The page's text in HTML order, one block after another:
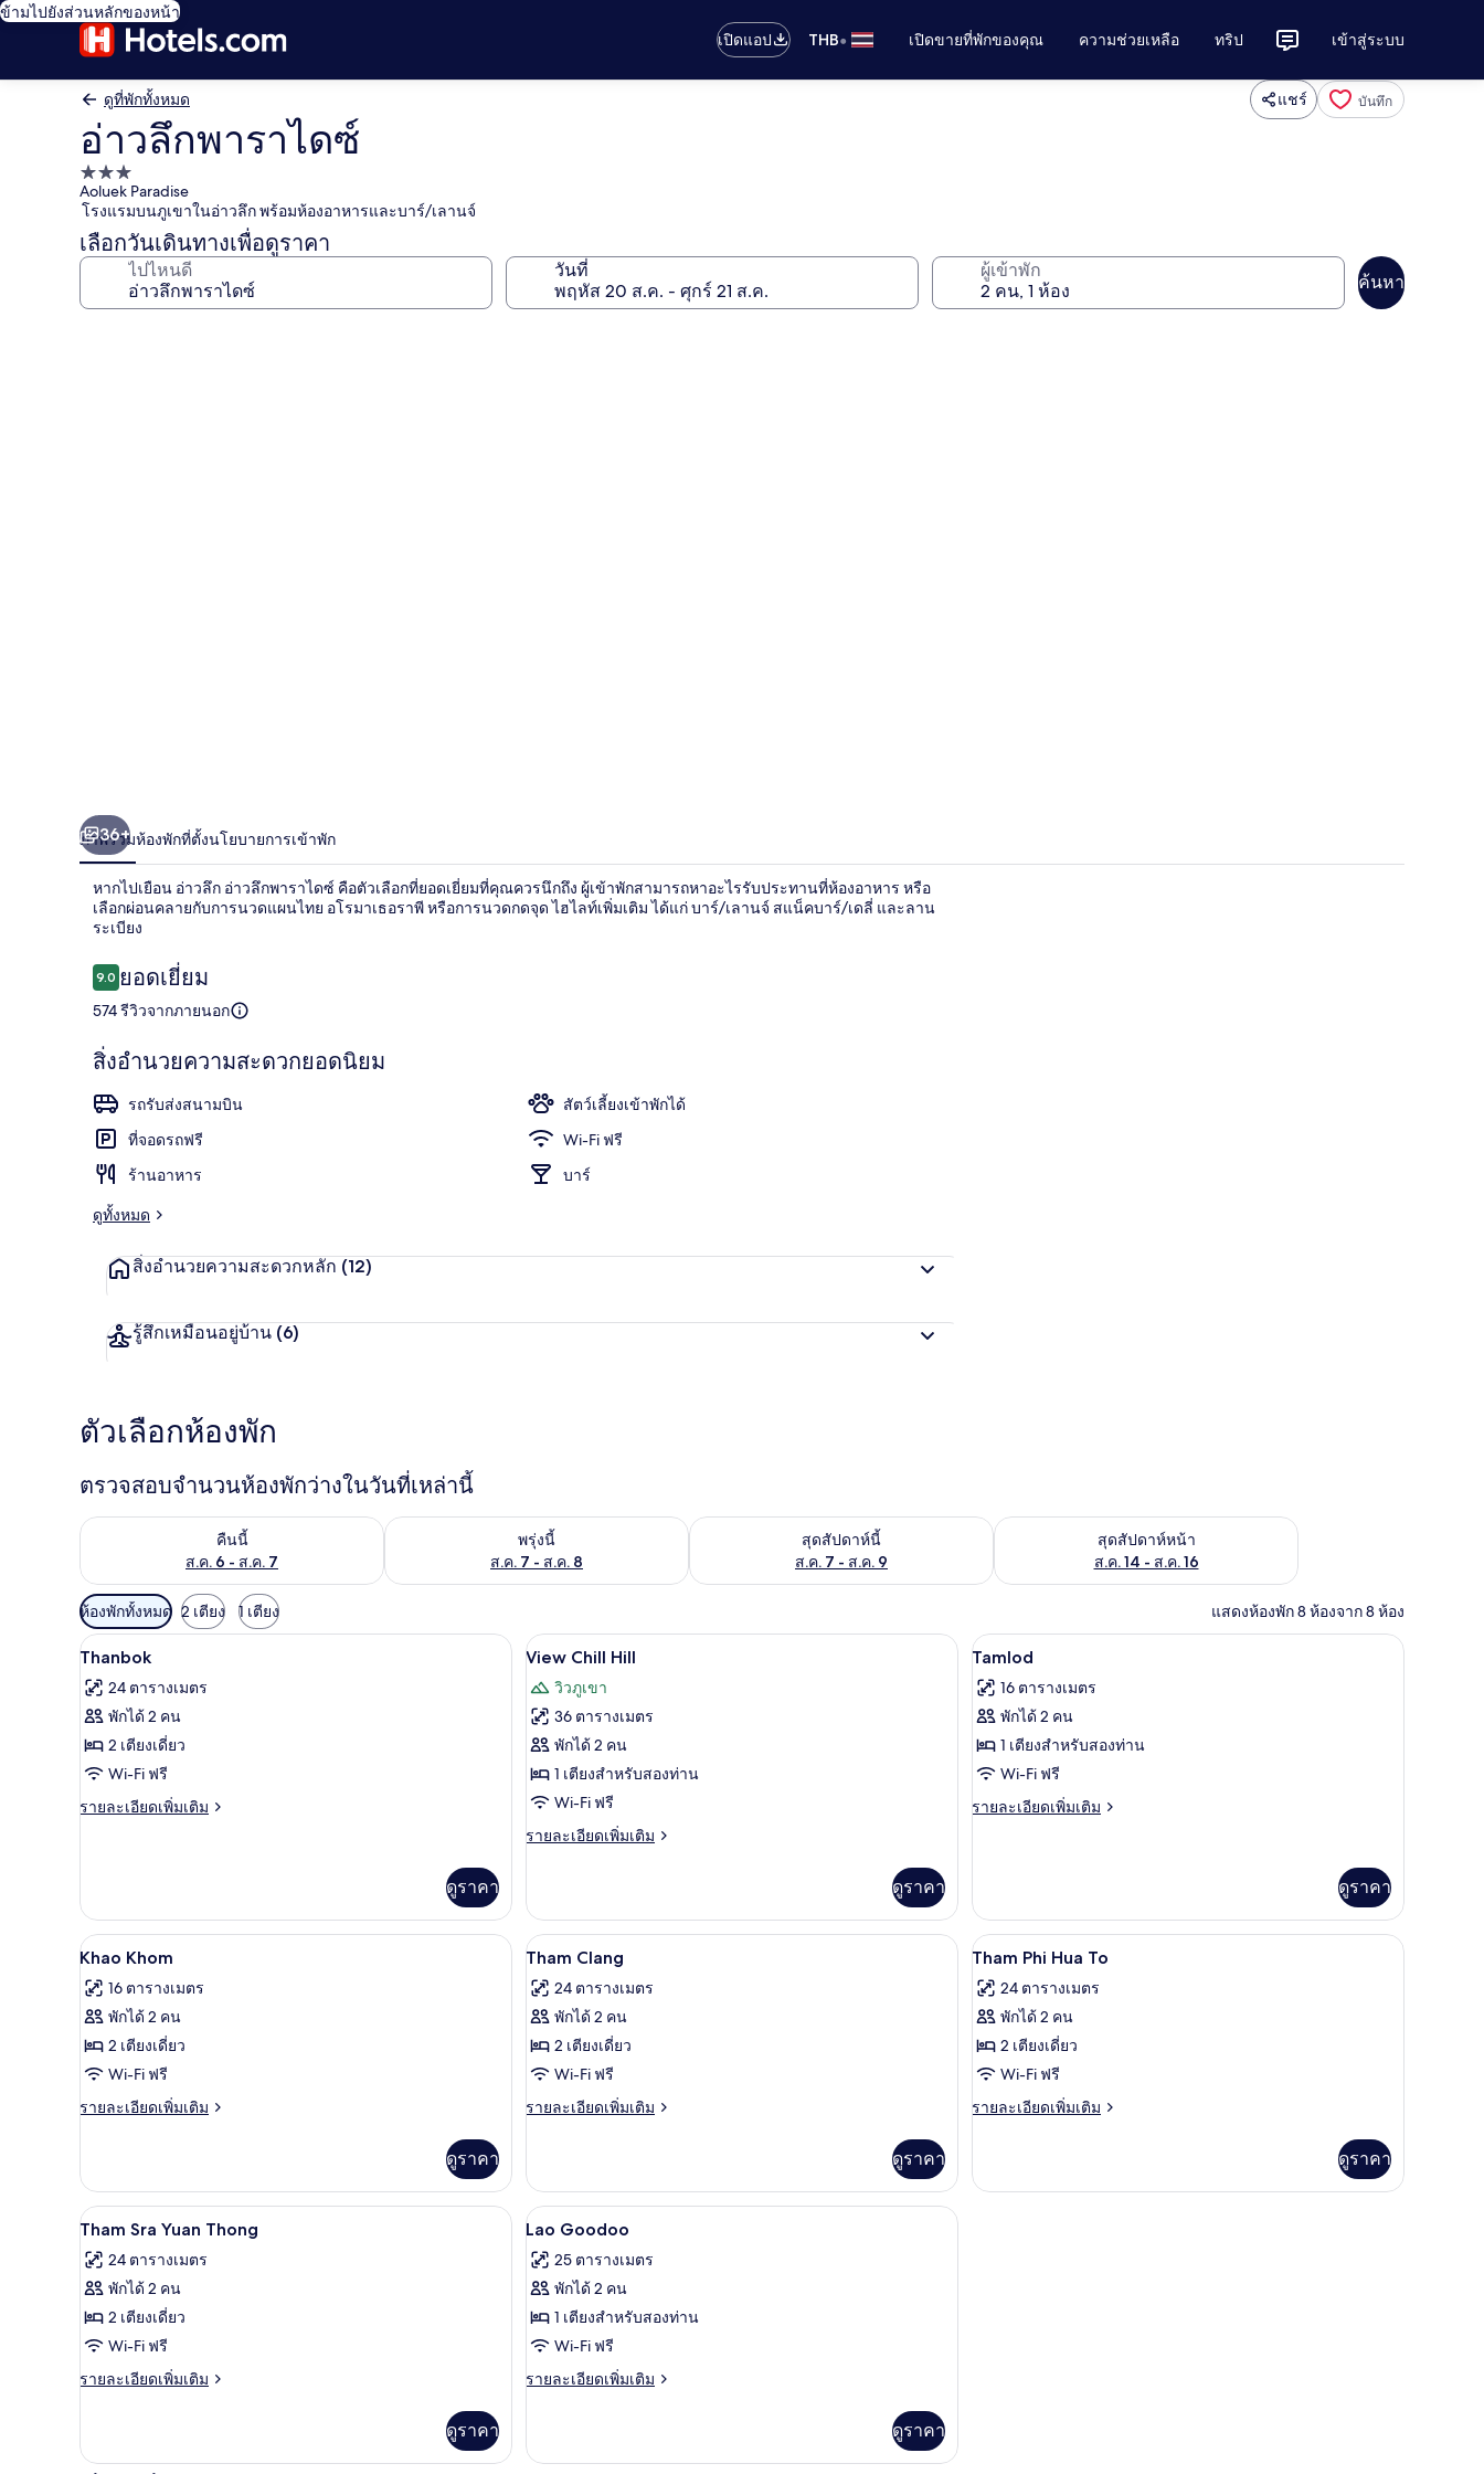
ข้ามไปยังส่วนหลักของหน้า
เปิดแอป
THB• เปิดขายที่พักของคุณ ความช่วยเหลือ ทริป เข้าสู่ระบบ
ดูที่พักทั้งหมด แชร์ บันทึก
อ่าวลึกพาราไดซ์
ที่พัก
3.0
ดาว
Aoluek Paradise
โรงแรมบนภูเขาในอ่าวลึก พร้อมห้องอาหารและบาร์/เลานจ์
เลือกวันเดินทางเพื่อดูราคา
ไปไหนดี วันที่ ผู้เข้าพัก
ค้นหา
36+
ภาพรวมห้องพักที่ตั้งนโยบายการเข้าพัก
หากไปเยือน อ่าวลึก อ่าวลึกพาราไดซ์ คือตัวเลือกที่ยอดเยี่ยมที่คุณควรนึกถึง ผู้เข้าพักสามารถหาอะไรรับประทานที่ห้องอาหาร หรือ
เลือกผ่อนคลายกับการนวดแผนไทย อโรมาเธอราพี หรือการนวดกดจุด ไฮไลท์เพิ่มเติม ได้แก่ บาร์/เลานจ์ สแน็คบาร์/เดลี่ และลาน
ระเบียง
รีวิว
9.09.0 จาก 10
ยอดเยี่ยม
574 รีวิวจากภายนอก
สิ่งอำนวยความสะดวกยอดนิยม
รถรับส่งสนามบิน
สัตว์เลี้ยงเข้าพักได้
ที่จอดรถฟรี
Wi-Fi ฟรี
ร้านอาหาร
บาร์
ดูทั้งหมด
สิ่งอำนวยความสะดวกหลัก (12)
รู้สึกเหมือนอยู่บ้าน (6)
ตัวเลือกห้องพัก
ตรวจสอบจำนวนห้องพักว่างในวันที่เหล่านี้
คืนนี้
ส.ค. 6 - ส.ค. 7
ตรวจสอบจำนวนห้องพักว่างในคืนนี้ ส.ค. 6 - ส.ค. 7
พรุ่งนี้
ส.ค. 7 - ส.ค. 8
ตรวจสอบจำนวนห้องพักว่างในพรุ่งนี้ ส.ค. 7 - ส.ค. 8
สุดสัปดาห์นี้
ส.ค. 7 - ส.ค. 9
ตรวจสอบจำนวนห้องพักว่างในสุดสัปดาห์นี้ ส.ค. 7 - ส.ค. 9สุดสัปดาห์หน้า
ส.ค. 14 - ส.ค. 16
ตรวจสอบจำนวนห้องพักว่างในสุดสัปดาห์หน้า ส.ค. 14 - ส.ค. 16
ตัว
กรอง
ที่
มี
ให้
สำหรับ
ห้อง
พัก
ห้องพักทั้งหมด 2 เตียง 1 เตียง แสดงห้องพัก 8 ห้องจาก 8 ห้อง
เปิด
ภาพถ่าย
ทั้งหมด
ของ
Thanbok
5
Thanbok
24 ตารางเมตร
พักได้ 2 คน
2 เตียงเดี่ยว
Wi-Fi ฟรี
รายละเอียดเพิ่มเติม
ราย
กับ
Thanbok
ดูราคา
เปิด
ภาพถ่าย
ทั้งหมด
ของ
View
Chill
5
View Chill Hill
วิวภูเขา
36 ตารางเมตร
พักได้ 2 คน
1 เตียงสำหรับสองท่าน
Wi-Fi ฟรี
รายละเอียดเพิ่มเติม
ราย
เกี่ยว
กับ
View
Hill
ดูราคา
เปิด
ภาพถ่าย
ทั้งหมด
ของ
Tamlod
5
Tamlod
16 ตารางเมตร
พักได้ 2 คน
1 เตียงสำหรับสองท่าน
Wi-Fi ฟรี
รายละเอียดเพิ่มเติม
ราย
กับ
Tamlod
ดูราคา
เปิด
ภาพถ่าย
ทั้งหมด
ของ
Khao
Khom
4
Khao Khom
16 ตารางเมตร
พักได้ 2 คน
2 เตียงเดี่ยว
Wi-Fi ฟรี
รายละเอียดเพิ่มเติม
ราย
เกี่ยว
กับ
Khao
ดูราคา
เปิด
ภาพถ่าย
ทั้งหมด
ของ
Tham
Clang
5
Tham Clang
24 ตารางเมตร
พักได้ 2 คน
2 เตียงเดี่ยว
Wi-Fi ฟรี
รายละเอียดเพิ่มเติม
ราย
เกี่ยว
กับ
Tham
ดูราคา
เปิด
ภาพถ่าย
ทั้งหมด
ของ
Tham
Phi
5
Tham Phi Hua To
24 ตารางเมตร
พักได้ 2 คน
2 เตียงเดี่ยว
Wi-Fi ฟรี
รายละเอียดเพิ่มเติม
ราย
เกี่ยว
ดูราคา
เปิด
ภาพถ่าย
ทั้งหมด
ของ
Tham
Sra
5
Tham Sra Yuan Thong
24 ตารางเมตร
พักได้ 2 คน
2 เตียงเดี่ยว
Wi-Fi ฟรี
รายละเอียดเพิ่มเติม
ราย
เกี่ยว
ดูราคา
เปิด
ภาพถ่าย
ทั้งหมด
ของ
Lao
Goodoo
4
Lao Goodoo
25 ตารางเมตร
พักได้ 2 คน
1 เตียงสำหรับสองท่าน
Wi-Fi ฟรี
รายละเอียดเพิ่มเติม
ราย
เกี่ยว
ดูราคา